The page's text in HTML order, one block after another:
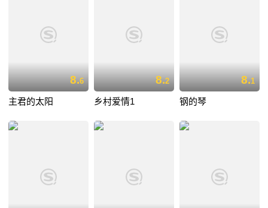
8.6
主君的太阳
8.2
乡村爱情1
8.1
钢的琴